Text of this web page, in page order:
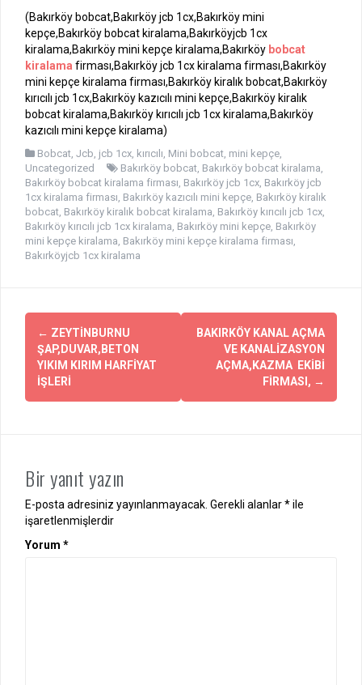
(Bakırköy bobcat,Bakırköy jcb 1cx,Bakırköy mini
kepçe,Bakırköy bobcat kiralama,Bakırköyjcb 1cx
kiralama,Bakırköy mini kepçe kiralama,Bakırköy bobcat
kiralama firması,Bakırköy jcb 1cx kiralama firması,Bakırköy
mini kepçe kiralama firması,Bakırköy kiralık bobcat,Bakırköy
kırıcılı jcb 1cx,Bakırköy kazıcılı mini kepçe,Bakırköy kiralık
bobcat kiralama,Bakırköy kırıcılı jcb 1cx kiralama,Bakırköy
kazıcılı mini kepçe kiralama)
Bobcat Jcb jcb 1cx kırıcılı Mini bobcat mini kepçe
Uncategorized
Bakırköy bobcat Bakırköy bobcat kiralama
Bakırköy bobcat kiralama firması Bakırköy jcb 1cx Bakırköy jcb
1cx kiralama firması Bakırköy kazıcılı mini kepçe Bakırköy kiralık
bobcat Bakırköy kiralık bobcat kiralama Bakırköy kırıcılı jcb 1cx
Bakırköy kırıcılı jcb 1cx kiralama Bakırköy mini kepçe Bakırköy
mini kepçe kiralama Bakırköy mini kepçe kiralama firması
Bakırköyjcb 1cx kiralama
Yazı
dolaşımı
← ZEYTİNBURNU
ŞAP,DUVAR,BETON
YIKIM KIRIM HARFİYAT
İŞLERİ
BAKIRKÖY KANAL AÇMA
VE KANALİZASYON
AÇMA,KAZMA EKİBİ
FİRMASI, →
Bir yanıt yazın
E-posta adresiniz yayınlanmayacak. Gerekli alanlar*ile
işaretlenmişlerdir
Yorum *